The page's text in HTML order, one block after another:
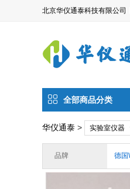
北京华仪通泰科技有限公司
全部商品分类
华仪通泰 > 实验室仪器
品牌 德国